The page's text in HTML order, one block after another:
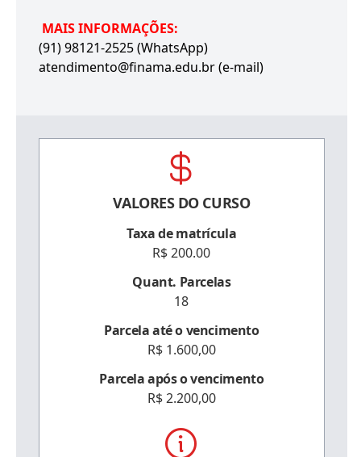
MAIS INFORMAÇÕES:
(91) 98121-2525 (WhatsApp)
atendimento@finama.edu.br (e-mail)
VALORES DO CURSO
Taxa de matrícula
R$ 200.00
Quant. Parcelas
18
Parcela até o vencimento
R$ 1.600,00
Parcela após o vencimento
R$ 2.200,00